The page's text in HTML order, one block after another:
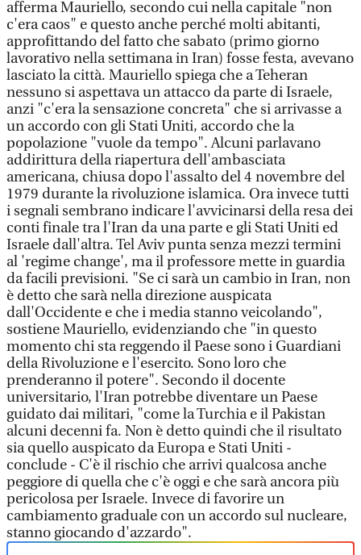
afferma Mauriello, secondo cui nella capitale "non
c'era caos" e questo anche perché molti abitanti,
approfittando del fatto che sabato (primo giorno
lavorativo nella settimana in Iran) fosse festa, avevano
lasciato la città. Mauriello spiega che a Teheran
nessuno si aspettava un attacco da parte di Israele,
anzi "c'era la sensazione concreta" che si arrivasse a
un accordo con gli Stati Uniti, accordo che la
popolazione "vuole da tempo". Alcuni parlavano
addirittura della riapertura dell'ambasciata
americana, chiusa dopo l'assalto del 4 novembre del
1979 durante la rivoluzione islamica. Ora invece tutti
i segnali sembrano indicare l'avvicinarsi della resa dei
conti finale tra l'Iran da una parte e gli Stati Uniti ed
Israele dall'altra. Tel Aviv punta senza mezzi termini
al 'regime change', ma il professore mette in guardia
da facili previsioni. "Se ci sarà un cambio in Iran, non
è detto che sarà nella direzione auspicata
dall'Occidente e che i media stanno veicolando",
sostiene Mauriello, evidenziando che "in questo
momento chi sta reggendo il Paese sono i Guardiani
della Rivoluzione e l'esercito. Sono loro che
prenderanno il potere". Secondo il docente
universitario, l'Iran potrebbe diventare un Paese
guidato dai militari, "come la Turchia e il Pakistan
alcuni decenni fa. Non è detto quindi che il risultato
sia quello auspicato da Europa e Stati Uniti -
conclude - C'è il rischio che arrivi qualcosa anche
peggiore di quella che c'è oggi e che sarà ancora più
pericolosa per Israele. Invece di favorire un
cambiamento graduale con un accordo sul nucleare,
stanno giocando d'azzardo".